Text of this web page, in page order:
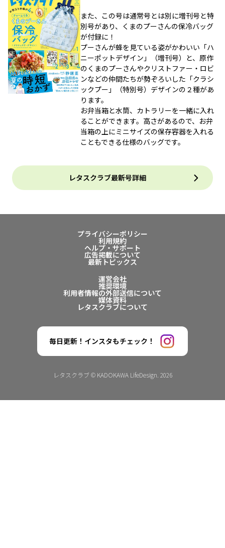
また、この号は通常号とは別に増刊号と特
別号があり、くまのプーさんの保冷バッグ
が付録に！
プーさんが蜂を見ている姿がかわいい「ハ
ニーポットデザイン」（増刊号）と、原作
のくまのプーさんやクリストファー・ロビ
ンなどの仲間たちが勢ぞろいした「クラシ
ックプー」（特別号）デザインの２種があ
ります。
お弁当箱と水筒、カトラリーを一緒に入れ
ることができます。高さがあるので、お弁
当箱の上にミニサイズの保存容器を入れる
こともできる仕様のバッグです。
レタスクラブ最新号詳細
プライバシーポリシー
利用規約
ヘルプ・サポート
広告掲載について
最新トピックス
運営会社
推奨環境
利用者情報の外部送信について
媒体資料
レタスクラブについて
毎日更新！インスタもチェック！
レタスクラブ © KADOKAWA LifeDesign. 2026